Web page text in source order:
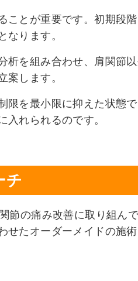
ことが重要です。初期段
なります。
析を組み合わせ、肩関節
案します。
限を最小限に抑えた状態で
れられるのです。
チ
節の痛み改善に取り組ん
せたオーダーメイドの施